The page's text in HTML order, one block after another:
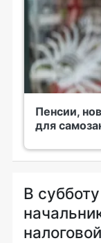
Пенсии,
для
В
налоговой